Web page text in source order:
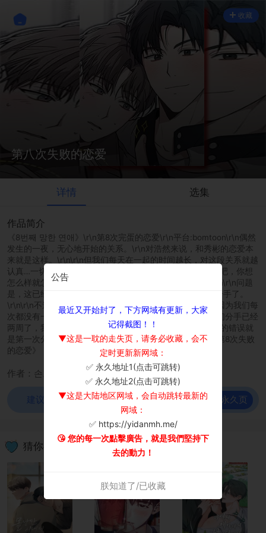
第八次失败的恋爱
收藏
详情 选集
作品简介
《8번째 망한 연애》\r\n第8次完蛋的恋爱\r\n平台:bomtoon\r\n偶然
发生的一夜，无心地开始的关系。\r\n对浩然来说，和秀彬的恋爱本
来就是这样。\r\n\r\n但我们每天在一起的时间越长，对这段关系就越
认真…一切都很好，但是\r\n\r\n“哥，我们分手吧。”\r\n“好吧，你想
怎么样就怎么样吧，这次你也不打算告诉我为什么吗？”\r\n\r\n问题
是，这已经是秀彬第七次在没有任何脉络的情况下说出要分手了。
\r\n\r\n不过，我并不认为这次再次发生有什么大不了的，因为我们每
次都没有一周的时间再见面。\r\n\r\n似乎有点不对劲。我们分手已经
两周了，我仍然没有收到你的消息！\r\n回想起来，我最大的错误就
是第一次分手时没有问原因。\r\n\r\n延秀彬和陈浩然的《第8次失败
的恋爱》
作者：손도
建议使用谷歌浏览器观看！ 前往永久页
猜你喜欢
公告
最近又开始封了，下方网域有更新，大家
记得截图！！
▼这是一耽的走失页，请务必收藏，会不
定时更新新网域：
✅ 永久地址1(点击可跳转)
✅ 永久地址2(点击可跳转)
▼这是大陆地区网域，会自动跳转最新的
网域：
✅ https://yidanmh.me/
😘 您的每一次點擊廣告，就是我們堅持下
去的動力！
朕知道了/已收藏